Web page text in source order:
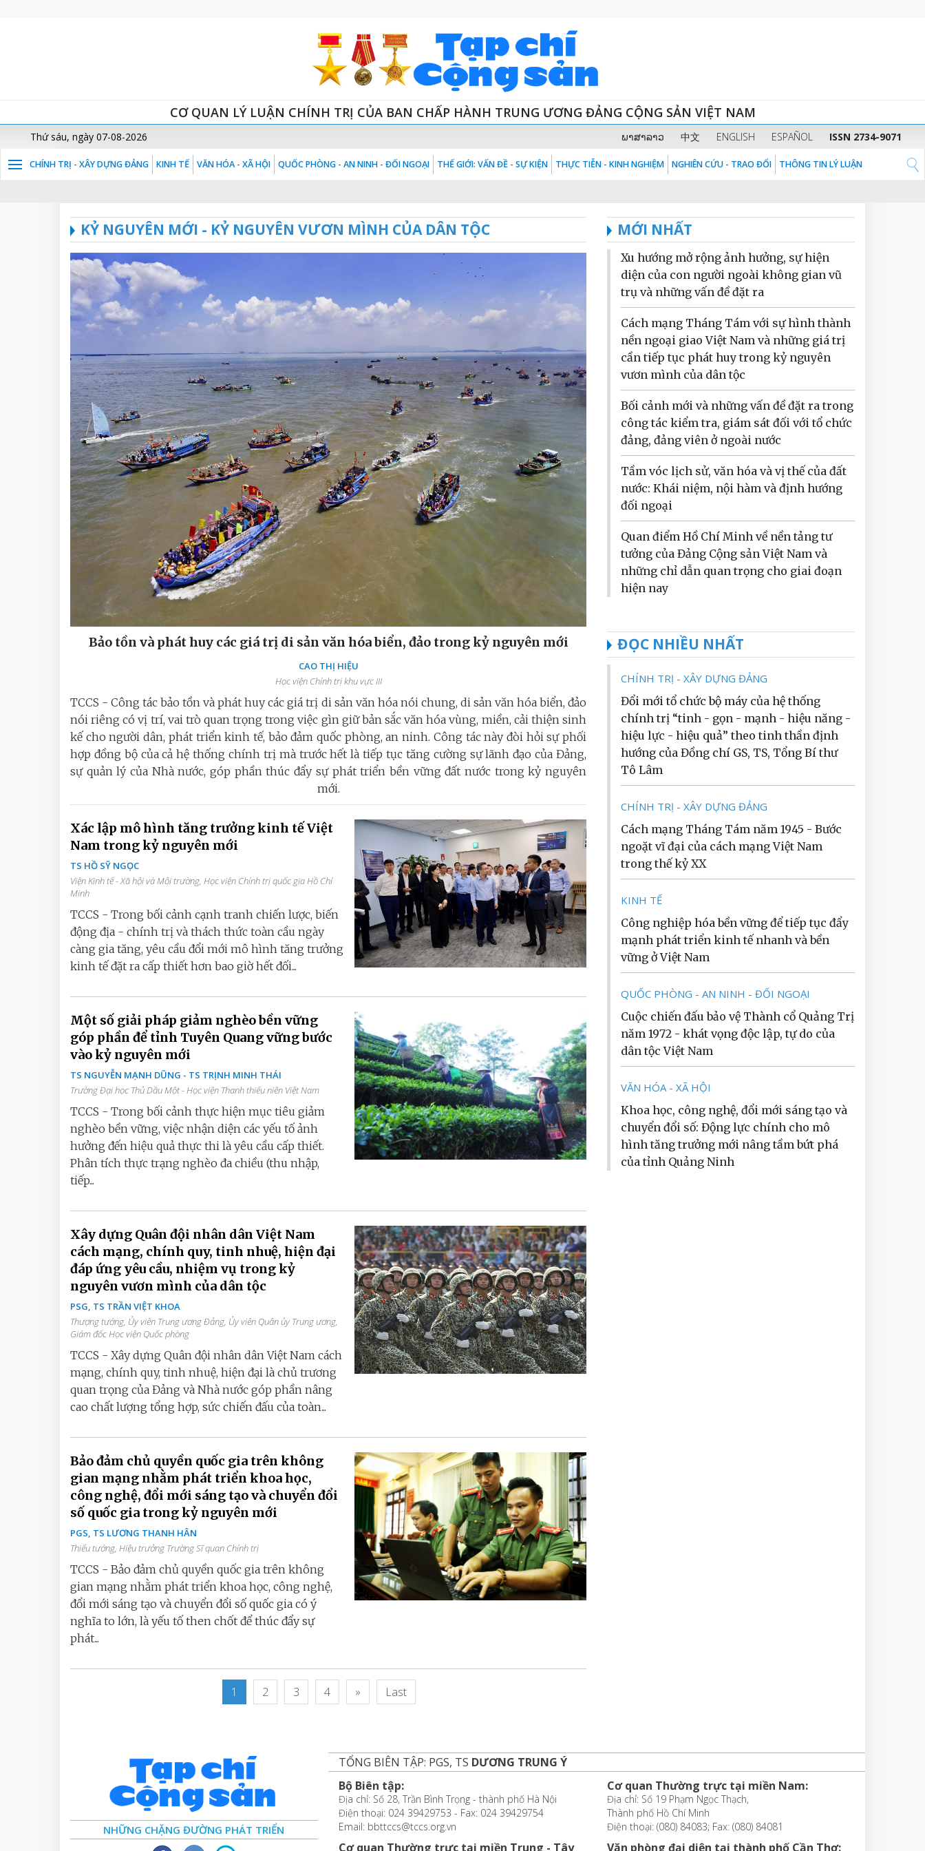
CƠ QUAN LÝ LUẬN CHÍNH TRỊ CỦA BAN CHẤP HÀNH TRUNG ƯƠNG ĐẢNG CỘNG SẢN VIỆT NAM
Thứ sáu, ngày 07-08-2026 ພາສາລາວ 中文 ENGLISH ESPAÑOL ISSN 2734-9071
CHÍNH TRỊ - XÂY DỰNG ĐẢNG KINH TẾ VĂN HÓA - XÃ HỘI QUỐC PHÒNG - AN NINH - ĐỐI NGOẠI THẾ GIỚI: VẤN ĐỀ - SỰ KIỆN THỰC TIỄN - KINH NGHIỆM NGHIÊN CỨU - TRAO ĐỔI THÔNG TIN LÝ LUẬN
KỶ NGUYÊN MỚI - KỶ NGUYÊN VƯƠN MÌNH CỦA DÂN TỘC
Bảo tồn và phát huy các giá trị di sản văn hóa biển, đảo trong kỷ nguyên mới
CAO THỊ HIỆU
Học viện Chính trị khu vực III
TCCS - Công tác bảo tồn và phát huy các giá trị di sản văn hóa nói chung, di sản văn hóa biển, đảo
nói riêng có vị trí, vai trò quan trọng trong việc gìn giữ bản sắc văn hóa vùng, miền, cải thiện sinh
kế cho người dân, phát triển kinh tế, bảo đảm quốc phòng, an ninh. Công tác này đòi hỏi sự phối
hợp đồng bộ của cả hệ thống chính trị mà trước hết là tiếp tục tăng cường sự lãnh đạo của Đảng,
sự quản lý của Nhà nước, góp phần thúc đẩy sự phát triển bền vững đất nước trong kỷ nguyên
mới.
Xác lập mô hình tăng trưởng kinh tế Việt
Nam trong kỷ nguyên mới
TS HỒ SỸ NGỌC
Viện Kinh tế - Xã hội và Môi trường, Học viện Chính trị quốc gia Hồ Chí
Minh
TCCS - Trong bối cảnh cạnh tranh chiến lược, biến
động địa - chính trị và thách thức toàn cầu ngày
càng gia tăng, yêu cầu đổi mới mô hình tăng trưởng
kinh tế đặt ra cấp thiết hơn bao giờ hết đối...
Một số giải pháp giảm nghèo bền vững
góp phần để tỉnh Tuyên Quang vững bước
vào kỷ nguyên mới
TS NGUYỄN MẠNH DŨNG - TS TRỊNH MINH THÁI
Trường Đại học Thủ Dầu Một - Học viện Thanh thiếu niên Việt Nam
TCCS - Trong bối cảnh thực hiện mục tiêu giảm
nghèo bền vững, việc nhận diện các yếu tố ảnh
hưởng đến hiệu quả thực thi là yêu cầu cấp thiết.
Phân tích thực trạng nghèo đa chiều (thu nhập,
tiếp...
Xây dựng Quân đội nhân dân Việt Nam
cách mạng, chính quy, tinh nhuệ, hiện đại
đáp ứng yêu cầu, nhiệm vụ trong kỷ
nguyên vươn mình của dân tộc
PSG, TS TRẦN VIỆT KHOA
Thượng tướng, Ủy viên Trung ương Đảng, Ủy viên Quân ủy Trung ương,
Giám đốc Học viện Quốc phòng
TCCS - Xây dựng Quân đội nhân dân Việt Nam cách
mạng, chính quy, tinh nhuệ, hiện đại là chủ trương
quan trọng của Đảng và Nhà nước góp phần nâng
cao chất lượng tổng hợp, sức chiến đấu của toàn...
Bảo đảm chủ quyền quốc gia trên không
gian mạng nhằm phát triển khoa học,
công nghệ, đổi mới sáng tạo và chuyển đổi
số quốc gia trong kỷ nguyên mới
PGS, TS LƯƠNG THANH HÂN
Thiếu tướng, Hiệu trưởng Trường Sĩ quan Chính trị
TCCS - Bảo đảm chủ quyền quốc gia trên không
gian mạng nhằm phát triển khoa học, công nghệ,
đổi mới sáng tạo và chuyển đổi số quốc gia có ý
nghĩa to lớn, là yếu tố then chốt để thúc đẩy sự
phát...
1 2 3 4 » Last
MỚI NHẤT
Xu hướng mở rộng ảnh hưởng, sự hiện
diện của con người ngoài không gian vũ
trụ và những vấn đề đặt ra
Cách mạng Tháng Tám với sự hình thành
nền ngoại giao Việt Nam và những giá trị
cần tiếp tục phát huy trong kỷ nguyên
vươn mình của dân tộc
Bối cảnh mới và những vấn đề đặt ra trong
công tác kiểm tra, giám sát đối với tổ chức
đảng, đảng viên ở ngoài nước
Tầm vóc lịch sử, văn hóa và vị thế của đất
nước: Khái niệm, nội hàm và định hướng
đối ngoại
Quan điểm Hồ Chí Minh về nền tảng tư
tưởng của Đảng Cộng sản Việt Nam và
những chỉ dẫn quan trọng cho giai đoạn
hiện nay
ĐỌC NHIỀU NHẤT
CHÍNH TRỊ - XÂY DỰNG ĐẢNG
Đổi mới tổ chức bộ máy của hệ thống
chính trị “tinh - gọn - mạnh - hiệu năng -
hiệu lực - hiệu quả” theo tinh thần định
hướng của Đồng chí GS, TS, Tổng Bí thư
Tô Lâm
CHÍNH TRỊ - XÂY DỰNG ĐẢNG
Cách mạng Tháng Tám năm 1945 - Bước
ngoặt vĩ đại của cách mạng Việt Nam
trong thế kỷ XX
KINH TẾ
Công nghiệp hóa bền vững để tiếp tục đẩy
mạnh phát triển kinh tế nhanh và bền
vững ở Việt Nam
QUỐC PHÒNG - AN NINH - ĐỐI NGOẠI
Cuộc chiến đấu bảo vệ Thành cổ Quảng Trị
năm 1972 - khát vọng độc lập, tự do của
dân tộc Việt Nam
VĂN HÓA - XÃ HỘI
Khoa học, công nghệ, đổi mới sáng tạo và
chuyển đổi số: Động lực chính cho mô
hình tăng trưởng mới nâng tầm bứt phá
của tỉnh Quảng Ninh
NHỮNG CHẶNG ĐƯỜNG PHÁT TRIỂN
TỔNG BIÊN TẬP: PGS, TS DƯƠNG TRUNG Ý
Bộ Biên tập:
Địa chỉ: Số 28, Trần Bình Trọng - thành phố Hà Nội
Điện thoại: 024 39429753 - Fax: 024 39429754
Email: bbttccs@tccs.org.vn
Cơ quan Thường trực tại miền Trung - Tây
Cơ quan Thường trực tại miền Nam:
Địa chỉ: Số 19 Phạm Ngọc Thạch,
Thành phố Hồ Chí Minh
Điện thoại: (080) 84083; Fax: (080) 84081
Văn phòng đại diện tại thành phố Cần Thơ: